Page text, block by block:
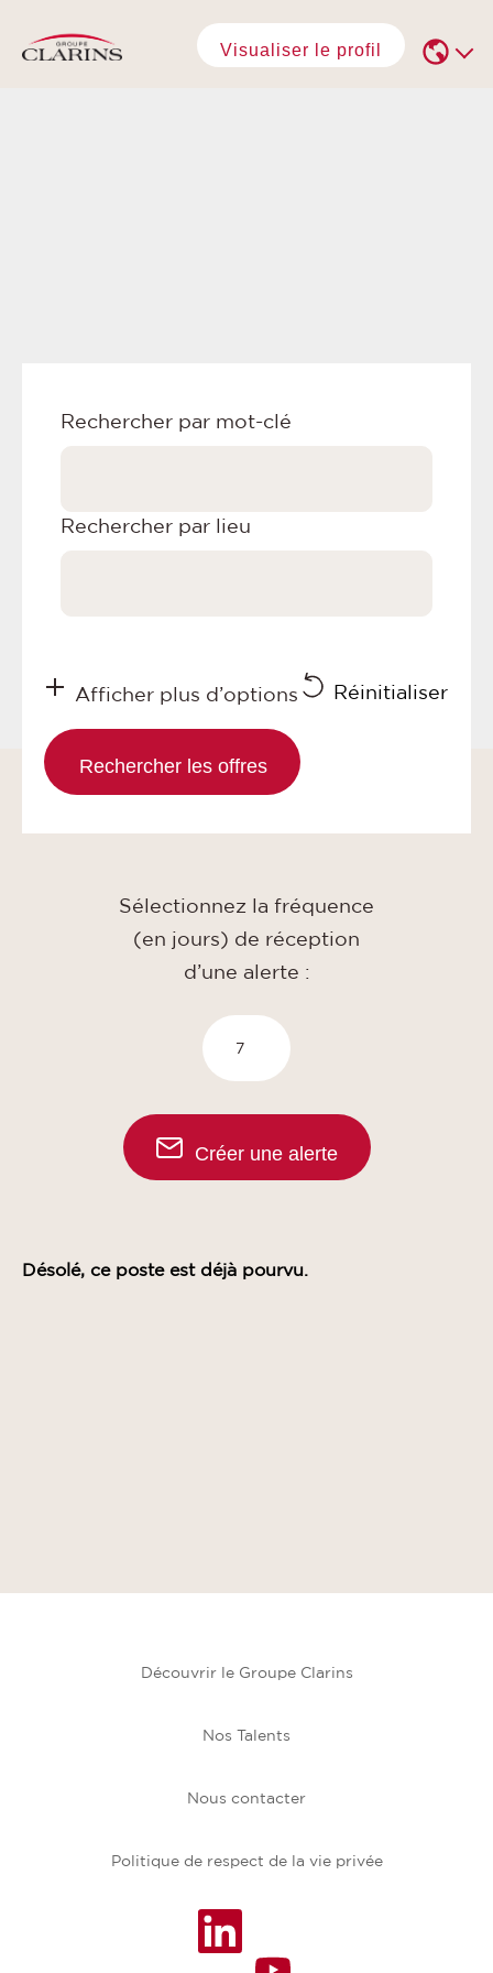
Visualiser le profil
Rechercher par mot-clé
Rechercher par lieu
Afficher plus d’options Réinitialiser
Sélectionnez la fréquence
(en jours) de réception
d’une alerte :
Créer une alerte
Désolé, ce poste est déjà pourvu.
Découvrir le Groupe Clarins
Nos Talents
Nous contacter
Politique de respect de la vie privée
S
o